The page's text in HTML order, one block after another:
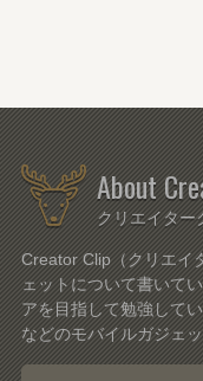
About
クリエイター
Creator Clip（クリエイ
ェットについて書いて
アを目指して勉強して
などのモバイルガジェ